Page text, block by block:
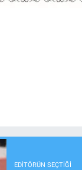
EDITÖRÜN SEÇTIĞI